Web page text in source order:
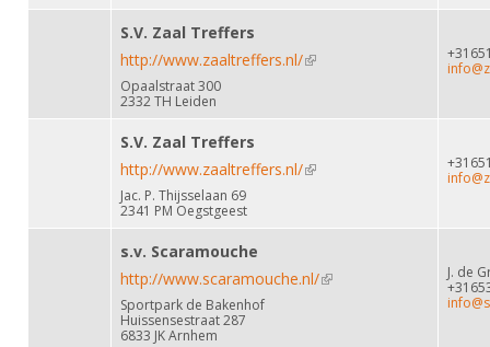
S.V. Zaal Treffers
http://www.zaaltreffers.nl/(link is external)
Opaalstraat 300
2332 TH Leiden
S.V. Zaal Treffers
http://www.zaaltreffers.nl/(link is external)
Jac. P. Thijsselaan 69
2341 PM Oegstgeest
s.v. Scaramouche
http://www.scaramouche.nl/(link is external)
Sportpark de Bakenhof
Huissensestraat 287
6833 JK Arnhem
J. de